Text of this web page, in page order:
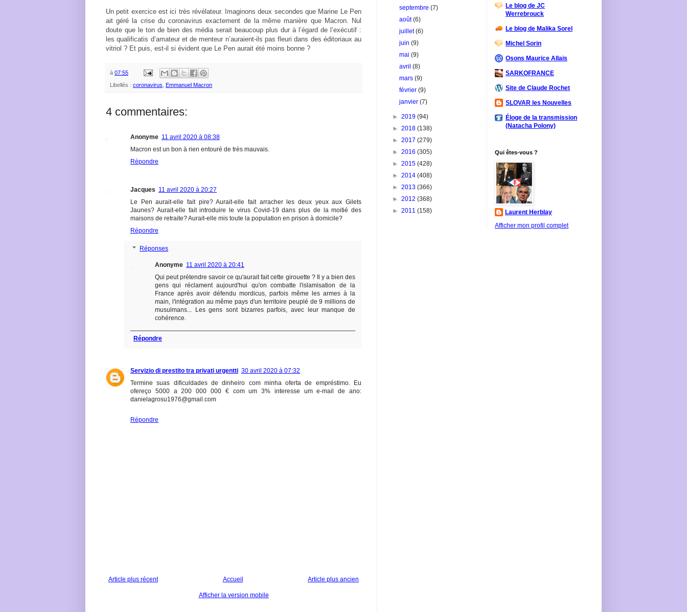
Un petit exercice est ici très révélateur. Imaginons deux secondes que Marine Le Pen
ait géré la crise du coronavirus exactement de la même manière que Macron. Nul
doute que le ton de bien des média serait beaucoup plus dur à l’égard de l’exécutif :
les qualificatis d’amateur et de menteur n’auraient-ils pas fleuri dans des éditoriaux au
vitriol ? Et puis, est-il si évident que Le Pen aurait été moins bonne ?
à 07:55
Libellés : coronavirus Emmanuel Macron
4 commentaires:
Anonyme 11 avril 2020 à 08:38
Macron est un bon à rien entouré de très mauvais.
Répondre
Jacques 11 avril 2020 à 20:27
Le Pen aurait-elle fait pire? Aurait-elle fait arracher les deux yeux aux Gilets
Jaunes? Aurait-elle fait introduire le virus Covid-19 dans plus de la moitié des
maisons de retraite? Aurait-elle mis toute la population en prison à domicile?
Répondre
Réponses
Anonyme 11 avril 2020 à 20:41
Qui peut prétendre savoir ce qu'aurait fait cette girouette ? Il y a bien des
gens qui réclament aujourd'hui qu'on combatte l'islamisation de la
France après avoir défendu mordicus, parfois même les armes à la
main, l'intégration au même pays d'un territoire peuplé de 9 millions de
musulmans... Les gens sont bizarres parfois, avec leur manque de
cohérence.
Répondre
Servizio di prestito tra privati urgentti 30 avril 2020 à 07:32
Termine suas dificuldades de dinheiro com minha oferta de empréstimo. Eu
ofereço 5000 a 200 000 000 € com um 3% interesse um e-mail de ano:
danielagrosu1976@gmail.com
Répondre
Article plus récent Article plus ancien
Accueil
Afficher la version mobile
septembre(7)
août(6)
juillet(6)
juin(9)
mai(9)
avril(8)
mars(9)
février(9)
janvier(7)
► 2019 (94)
► 2018 (138)
► 2017 (279)
► 2016 (305)
► 2015 (428)
► 2014 (408)
► 2013 (366)
► 2012 (368)
► 2011 (158)
Le blog de JC
Werrebrouck
Le blog de Malika Sorel
Michel Sorin
Osons Maurice Allais
SARKOFRANCE
Site de Claude Rochet
SLOVAR les Nouvelles
Éloge de la transmission
(Natacha Polony)
Qui êtes-vous ?
Laurent Herblay
Afficher mon profil complet